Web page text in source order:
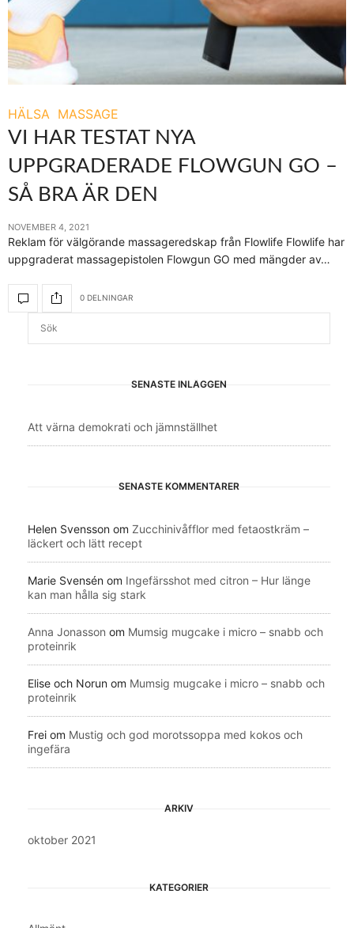
HÄLSA MASSAGE
VI HAR TESTAT NYA
UPPGRADERADE FLOWGUN GO –
SÅ BRA ÄR DEN
NOVEMBER 4, 2021
Reklam för välgörande massageredskap från Flowlife Flowlife har
uppgraderat massagepistolen Flowgun GO med mängder av…
0 DELNINGAR
SENASTE INLÄGGEN
Att värna demokrati och jämnställhet
SENASTE KOMMENTARER
Helen Svensson om Zucchinivåfflor med fetaostkräm –
läckert och lätt recept
Marie Svensén om Ingefärsshot med citron – Hur länge
kan man hålla sig stark
Anna Jonasson om Mumsig mugcake i micro – snabb och
proteinrik
Elise och Norun om Mumsig mugcake i micro – snabb och
proteinrik
Frei om Mustig och god morotssoppa med kokos och
ingefära
ARKIV
oktober 2021
KATEGORIER